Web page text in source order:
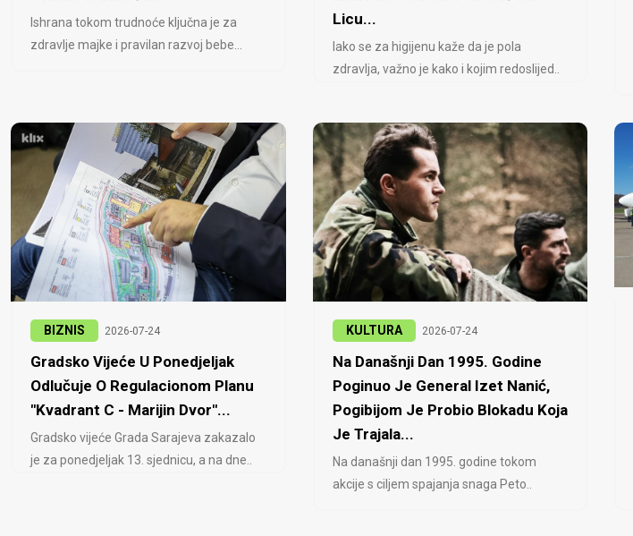
Ishrana tokom trudnoće ključna je za
zdravlje majke i pravilan razvoj bebe...
Licu...
Iako se za higijenu kaže da je pola
zdravlja, važno je kako i kojim redoslijed..
BIZNIS 2026-07-24
Gradsko Vijeće U Ponedjeljak
Odlučuje O Regulacionom Planu
"Kvadrant C - Marijin Dvor"...
Gradsko vijeće Grada Sarajeva zakazalo
je za ponedjeljak 13. sjednicu, a na dne..
KULTURA 2026-07-24
Na Današnji Dan 1995. Godine
Poginuo Je General Izet Nanić,
Pogibijom Je Probio Blokadu Koja
Je Trajala...
Na današnji dan 1995. godine tokom
akcije s ciljem spajanja snaga Peto..